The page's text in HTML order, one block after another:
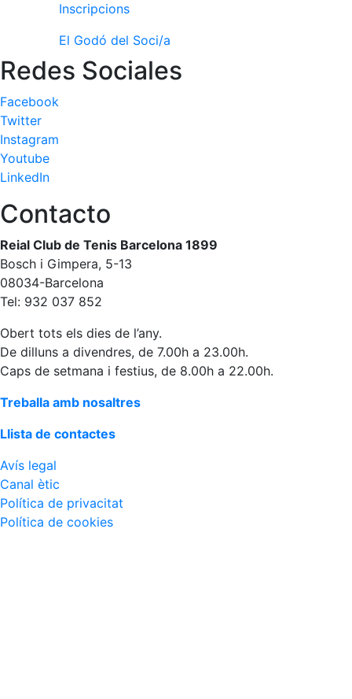
Inscripcions
El Godó del Soci/a
Redes Sociales
Facebook
Twitter
Instagram
Youtube
LinkedIn
Contacto
Reial Club de Tenis Barcelona 1899
Bosch i Gimpera, 5-13
08034-Barcelona
Tel: 932 037 852
Obert tots els dies de l’any.
De dilluns a divendres, de 7.00h a 23.00h.
Caps de setmana i festius, de 8.00h a 22.00h.
Treballa amb nosaltres
Llista de contactes
Avís legal
Canal ètic
Política de privacitat
Política de cookies